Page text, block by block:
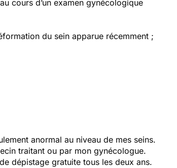
cours d’un examen gynécologique
du sein apparue récemment ;
anormal au niveau de mes seins.
traitant ou par mon gynécologue.
dépistage gratuite tous les deux ans.